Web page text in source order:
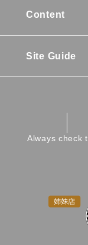
Content
Menu / Prices
Reservation
Site Guide
Privacy Policy
Always check